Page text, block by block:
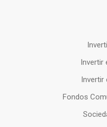
Invertir
Invertir
Fondos